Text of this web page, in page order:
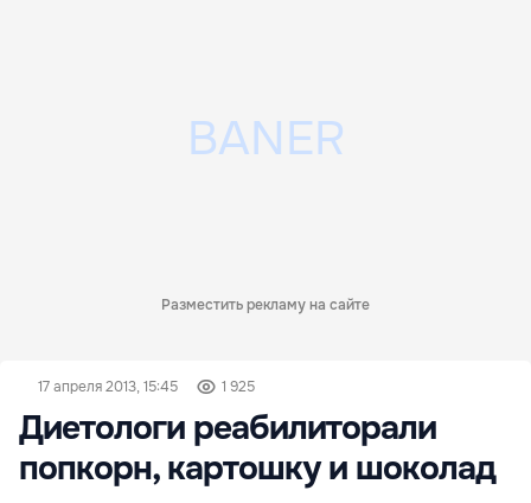
Разместить рекламу на сайте
17 апреля 2013, 15:45 1 925
Диетологи реабилиторали
попкорн, картошку и шоколад